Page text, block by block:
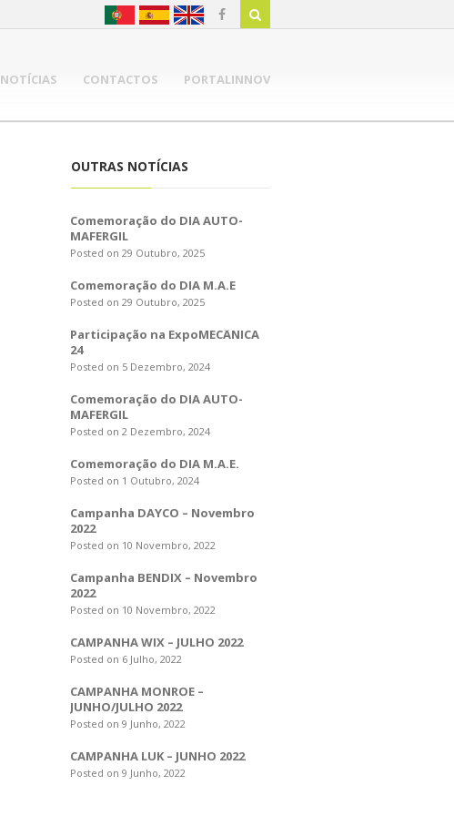
NOTÍCIAS CONTACTOS PORTALINNOV
OUTRAS NOTÍCIAS
Comemoração do DIA AUTO-
MAFERGIL
Posted on 29 Outubro, 2025
Comemoração do DIA M.A.E
Posted on 29 Outubro, 2025
Participação na ExpoMECÂNICA
24
Posted on 5 Dezembro, 2024
Comemoração do DIA AUTO-
MAFERGIL
Posted on 2 Dezembro, 2024
Comemoração do DIA M.A.E.
Posted on 1 Outubro, 2024
Campanha DAYCO – Novembro
2022
Posted on 10 Novembro, 2022
Campanha BENDIX – Novembro
2022
Posted on 10 Novembro, 2022
CAMPANHA WIX – JULHO 2022
Posted on 6 Julho, 2022
CAMPANHA MONROE –
JUNHO/JULHO 2022
Posted on 9 Junho, 2022
CAMPANHA LUK – JUNHO 2022
Posted on 9 Junho, 2022